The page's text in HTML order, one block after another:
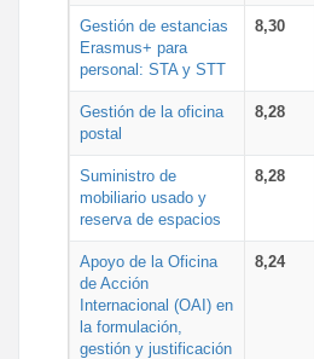
Gestión de estancias
Erasmus+ para
personal: STA y STT
8,30
Gestión de la oficina
postal
8,28
Suministro de
mobiliario usado y
reserva de espacios
8,28
Apoyo de la Oficina
de Acción
Internacional (OAI) en
la formulación,
gestión y justificación
8,24